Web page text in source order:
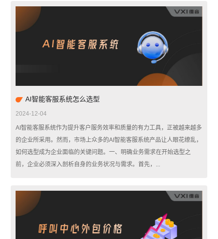
AI智能客服系统怎么选型
2024-12-04
AI智能客服系统作为提升客户服务效率和质量的有力工具，正被越来越多
的企业所采用。然而，市场上众多的AI智能客服系统产品让人眼花缭乱，
如何选型成为企业面临的关键问题。一、明确业务需求在开始选型之
前，企业必须深入剖析自身的业务状况与需求。首先，...